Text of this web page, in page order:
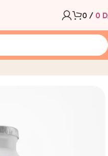
0 / 0
BOISSON 100G